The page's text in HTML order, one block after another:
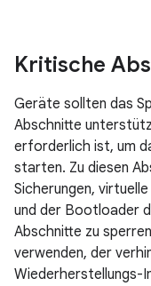
Kritische
Geräte sollten das
Abschnitte
erforderlich ist, um
starten. Zu diesen
Sicherungen,
und der Bootloader
Abschnitte zu
verwenden, der
Wiederherstellungs-